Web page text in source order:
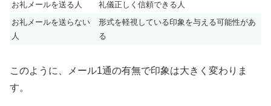
お礼メールを送る人
礼儀正しく信頼できる人
お礼メールを送らない
人
形式を軽視している印象を与える可能性があ
る
このように、メール1通の有無で印象は大きく変わりま
す。